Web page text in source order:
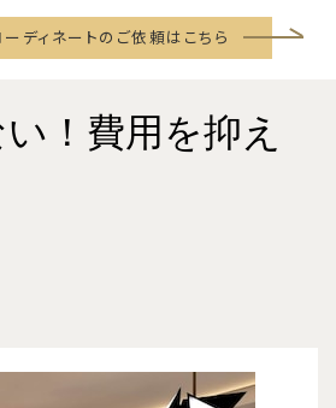
ディネートのご依頼はこちら
！費用を抑え